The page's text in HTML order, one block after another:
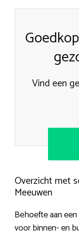
Vind een
Overzicht met
Meeuwen
Behoefte aan
voor binnen- en